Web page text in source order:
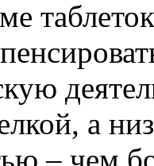
а
– чем